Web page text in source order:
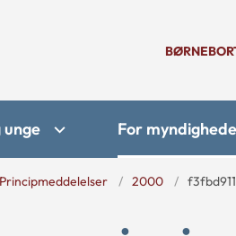
unge For
Principmeddelelser 2000